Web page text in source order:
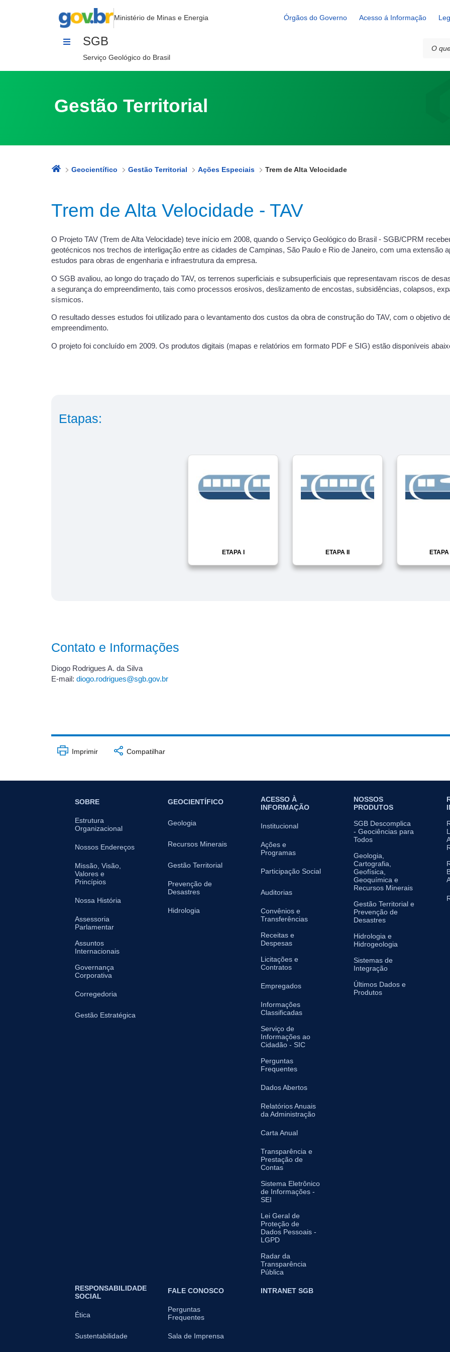
Trem de Alta Velocidade
Ministério de Minas e Energia Órgãos do Governo Acesso á Informação
SGB
Serviço Geológico do Brasil
Gestão Territorial
Geocientífico Gestão Territorial Ações Especiais Trem de Alta Velocidade
Trem de Alta Velocidade - TAV
O Projeto TAV (Trem de Alta Velocidade) teve início em 2008, quando o Serviço Geológico do Brasil - SGB/CPRM
geotécnicos nos trechos de interligação entre as cidades de Campinas, São Paulo e Rio de Janeiro, com uma extensão
estudos para obras de engenharia e infraestrutura da empresa.
O SGB avaliou, ao longo do traçado do TAV, os terrenos superficiais e subsuperficiais que representavam riscos de
a segurança do empreendimento, tais como processos erosivos, deslizamento de encostas, subsidências, colapsos,
sísmicos.
O resultado desses estudos foi utilizado para o levantamento dos custos da obra de construção do TAV, com o objetivo
empreendimento.
O projeto foi concluído em 2009. Os produtos digitais (mapas e relatórios em formato PDF e SIG) estão disponíveis
Etapas:
ETAPA I ETAPA II ETAPA
Contato e Informações
Diogo Rodrigues A. da Silva
E-mail: diogo.rodrigues@sgb.gov.br
Imprimir Compatilhar
SOBRE
Estrutura
Organizacional
Nossos Endereços
Missão, Visão,
Valores e
Princípios
Nossa História
Assessoria
Parlamentar
Assuntos
Internacionais
Governança
Corporativa
Corregedoria
Gestão Estratégica
GEOCIENTÍFICO
Geologia
Recursos Minerais
Gestão Territorial
Prevenção de
Desastres
Hidrologia
ACESSO À
INFORMAÇÃO
Institucional
Ações e
Programas
Participação Social
Auditorias
Convênios e
Transferências
Receitas e
Despesas
Licitações e
Contratos
Empregados
Informações
Classificadas
Serviço de
Informações ao
Cidadão - SIC
Perguntas
Frequentes
Dados Abertos
Relatórios Anuais
da Administração
Carta Anual
Transparência e
Prestação de
Contas
Sistema Eletrônico
de Informações -
SEI
Lei Geral de
Proteção de
Dados Pessoais -
LGPD
Radar da
Transparência
Pública
NOSSOS
PRODUTOS
SGB Descomplica
- Geociências para
Todos
Geologia,
Cartografia,
Geofísica,
Geoquímica e
Recursos Minerais
Gestão Territorial e
Prevenção de
Desastres
Hidrologia e
Hidrogeologia
Sistemas de
Integração
Últimos Dados e
Produtos
RESPONSABILIDADE
SOCIAL
Ética
Sustentabilidade
FALE CONOSCO
Perguntas
Frequentes
Sala de Imprensa
INTRANET SGB